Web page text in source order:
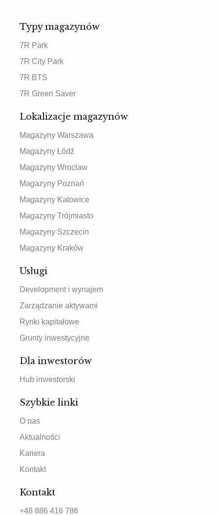
Typy magazynów
7R Park
7R City Park
7R BTS
7R Green Saver
Lokalizacje magazynów
Magazyny Warszawa
Magazyny Łódź
Magazyny Wrocław
Magazyny Poznań
Magazyny Katowice
Magazyny Trójmiasto
Magazyny Szczecin
Magazyny Kraków
Usługi
Development i wynajem
Zarządzanie aktywami
Rynki kapitałowe
Grunty inwestycyjne
Dla inwestorów
Hub inwestorski
Szybkie linki
O nas
Aktualności
Kariera
Kontakt
Kontakt
+48 886 416 786